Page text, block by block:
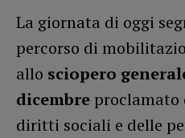
La giornata di oggi
percorso di
allo sciopero
dicembre proclamato
diritti sociali e delle